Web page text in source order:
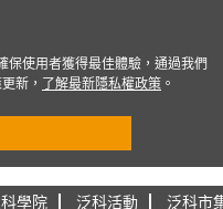
學院 泛科活動 泛科市
保使用者獲得最佳體驗，通過我們
新，
了解最新隱私權政策 。